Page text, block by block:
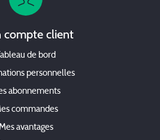
compte client
Tableau de bord
personnelles
abonnements
commandes
avantages